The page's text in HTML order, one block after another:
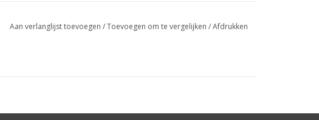
Aan verlanglijst toevoegen /Toevoegen om te vergelijken /Afdrukken